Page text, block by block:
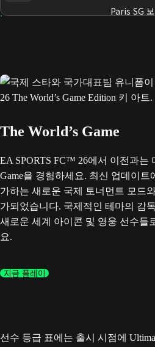
Paris SG
The World’s Game
EA SPORTS FC™ 26에서 이전과는
Game을 경험하세요. 최신 업데이
가하는 새로운 국제 토너먼트 모드
가되었습니다. 국제적인 테마의 감
새로운 세계 아이콘 및 영웅 선수들
요.
지금 플레이
선수 등급 표에는 출시 시점에